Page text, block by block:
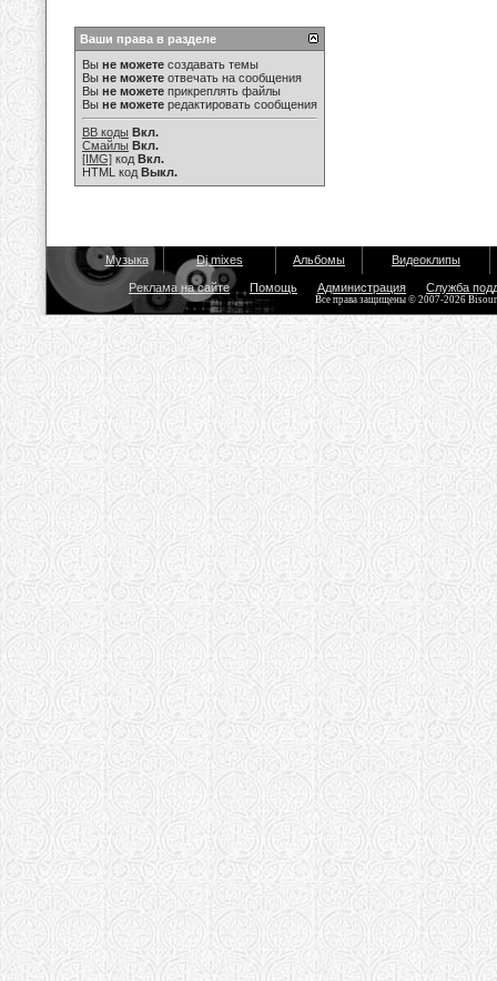
Ваши права в разделе
Вы не можете создавать темы
Вы не можете отвечать на сообщения
Вы не можете прикреплять файлы
Вы не можете редактировать сообщения
BB коды Вкл.
Смайлы Вкл.
[IMG] код Вкл.
HTML код Выкл.
Музыка Dj mixes Альбомы Видеоклипы
Реклама на сайте Помощь Администрация Служба
Все права защищены © 2007-2026